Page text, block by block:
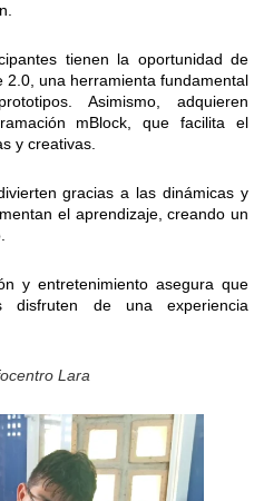
tienen la oportunidad de
2.0, una herramienta fundamental
Asimismo, adquieren
mBlock, que facilita el
y creativas.
gracias a las dinámicas y
el aprendizaje, creando un
y entretenimiento asegura que
de una experiencia
Lara